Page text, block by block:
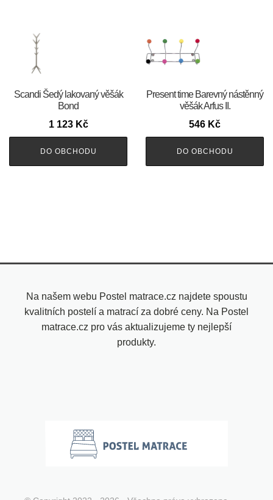
Scandi Šedý lakovaný věšák
Bond
1 123 Kč
DO OBCHODU
Present time Barevný nástěnný
věšák Arfus II.
546 Kč
DO OBCHODU
Na našem webu Postel matrace.cz najdete spoustu
kvalitních postelí a matrací za dobré ceny. Na Postel
matrace.cz pro vás aktualizujeme ty nejlepší
produkty.